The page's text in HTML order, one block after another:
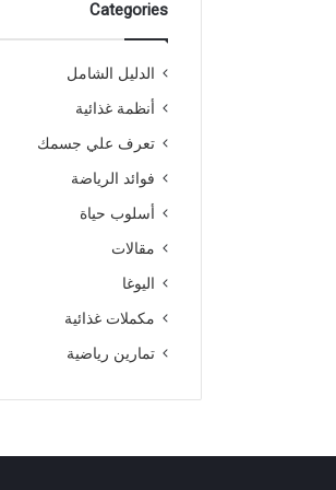
Categories
الدليل الشامل
أنظمة غذائية
تعرف علي جسمك
فوائد الرياضة
أسلوب حياة
مقالات
اليوغا
مكملات غذائية
تمارين رياضية